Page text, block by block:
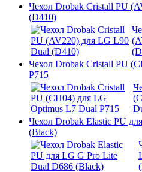
Чехол Drobak Cristall PU
(D410)
Чехол Drobak Cristall PU
P715
Чехол Drobak Elastic PU
(Black)